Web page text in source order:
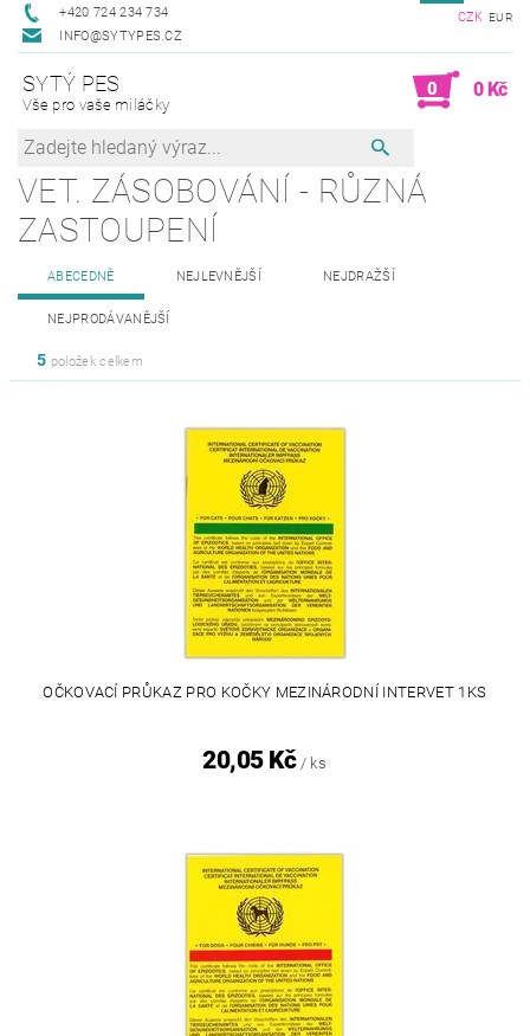
+420 724 234 734
INFO@SYTYPES.CZ
CZK EUR
SYTÝ PES
Vše pro vaše miláčky
0 0 Kč
VET. ZÁSOBOVÁNÍ - RŮZNÁ
ZASTOUPENÍ
ABECEDNĚ NEJLEVNĚJŠÍ NEJDRAŽŠÍ
NEJPRODÁVANĚJŠÍ
5 položek celkem
OČKOVACÍ PRŮKAZ PRO KOČKY MEZINÁRODNÍ INTERVET 1KS
20,05 Kč / ks